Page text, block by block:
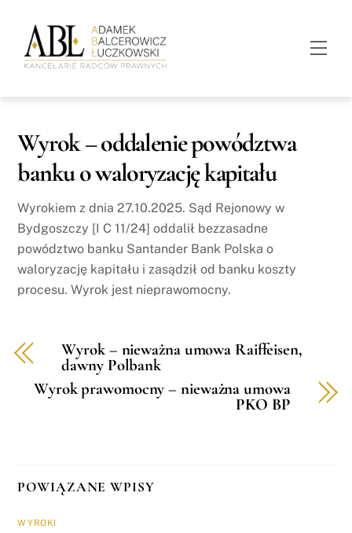
content
Wyrok – oddalenie powództwa
banku o waloryzację kapitału
Wyrokiem z dnia 27.10.2025. Sąd Rejonowy w
Bydgoszczy [I C 11/24] oddalił bezzasadne
powództwo banku Santander Bank Polska o
waloryzację kapitału i zasądził od banku koszty
procesu. Wyrok jest nieprawomocny.
Wyrok – nieważna umowa Raiffeisen,
dawny Polbank
Wyrok prawomocny – nieważna umowa
PKO BP
POWIĄZANE WPISY
WYROKI